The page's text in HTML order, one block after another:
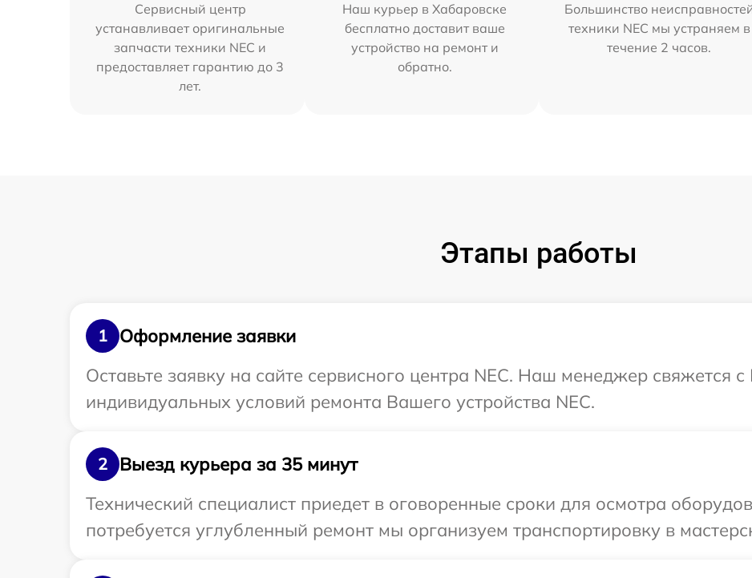
Сервисный центр
устанавливает оригинальные
запчасти техники NEC и
предоставляет гарантию до 3
лет.
Наш курьер в Хабаровске
бесплатно доставит ваше
устройство на ремонт и
обратно.
Большинство
техники NEC мы устраняем в
течение 2 часов.
Этапы работы
1
Оформление заявки
Оставьте заявку на сайте сервисного центра NEC. Наш менеджер свяжется
индивидуальных условий ремонта Вашего устройства NEC.
2
Выезд курьера за 35 минут
Технический специалист приедет в оговоренные сроки для осмотра
потребуется углубленный ремонт мы организуем транспортировку в